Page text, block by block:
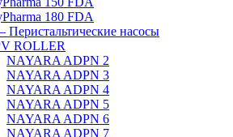
180 FDA
Перистальтические насосы
ROLLER
NAYARA ADPN 2
NAYARA ADPN 3
NAYARA ADPN 4
NAYARA ADPN 5
NAYARA ADPN 6
NAYARA ADPN 7